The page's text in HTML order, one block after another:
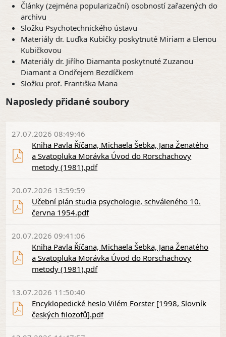
Články (zejména popularizační) osobností zařazených do
archivu
Složku Psychotechnického ústavu
Materiály dr. Luďka Kubičky poskytnuté Miriam a Elenou
Kubičkovou
Materiály dr. Jiřího Diamanta poskytnuté Zuzanou
Diamant a Ondřejem Bezdíčkem
Složku prof. Františka Mana
Naposledy přidané soubory
Kniha Pavla Říčana, Michaela Šebka, Jana Ženatého
a Svatopluka Morávka Úvod do Rorschachovy
metody (1981).pdf
27.07.2026 08:49:46
Učební plán studia psychologie, schváleného 10.
června 1954.pdf
20.07.2026 13:59:59
Kniha Pavla Říčana, Michaela Šebka, Jana Ženatého
a Svatopluka Morávka Úvod do Rorschachovy
metody (1981).pdf
20.07.2026 09:41:06
Encyklopedické heslo Vilém Forster [1998, Slovník
českých filozofů].pdf
13.07.2026 11:50:40